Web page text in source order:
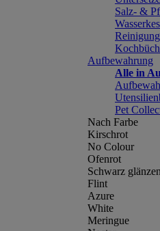
Salz- &
Aufbewahrung
Alle in
Pet
Nach Farbe
Kirschrot
No Colour
Ofenrot
Schwarz
Flint
Azure
White
Meringue